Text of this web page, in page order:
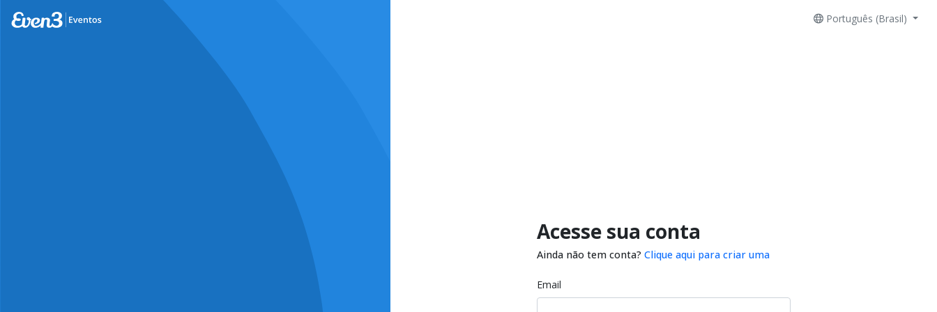
Português (Brasil)
Acesse sua conta
Ainda não tem conta? Clique aqui para criar uma
Email